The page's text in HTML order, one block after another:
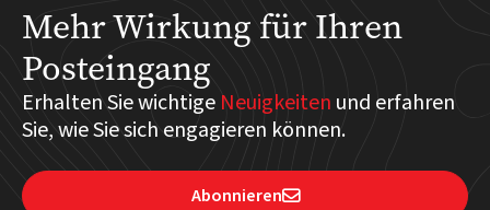
Mehr Wirkung für Ihren
Posteingang
Erhalten Sie wichtige Neuigkeiten und erfahren
Sie, wie Sie sich engagieren können.
Abonnieren